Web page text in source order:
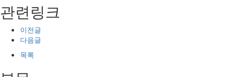
관련링크
이전글
다음글
목록